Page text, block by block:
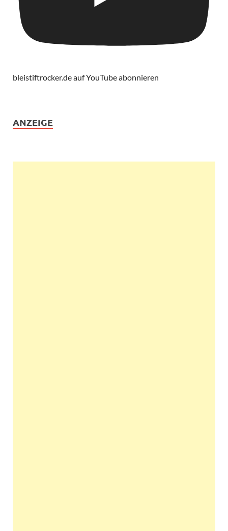
bleistiftrocker.de auf YouTube abonnieren
ANZEIGE